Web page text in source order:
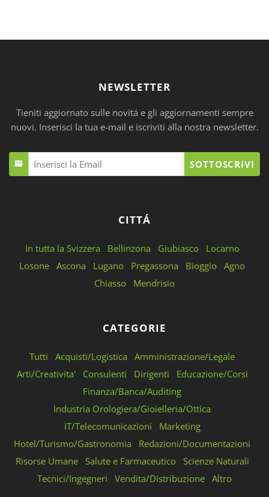
NEWSLETTER
Tieniti aggiornato sulle novitá e gli aggiornamenti sempre
nuovi. Inserisci la tua e-mail e iscriviti alla nostra newsletter.
SOTTOSCRIVI
CITTÁ
In tutta la Svizzera Bellinzona Giubiasco
Locarno
Losone Ascona Lugano Pregassona Bioggio Agno
Chiasso
Mendrisio
CATEGORIE
Tutti Acquisti/Logistica
Amministrazione/Legale
Arti/Creativita'
Consulenti Dirigenti
Educazione/Corsi
Finanza/Banca/Auditing
Industria Orologiera/Gioielleria/Ottica
IT/Telecomunicazioni
Marketing
Hotel/Turismo/Gastronomia
Redazioni/Documentazioni
Risorse Umane
Salute e Farmaceutico
Scienze Naturali
Tecnici/Ingegneri
Vendita/Distribuzione Altro